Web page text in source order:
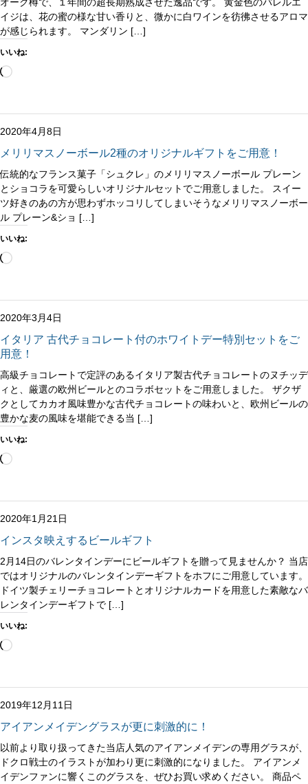
イジは、花の蜜の様な甘い香りと、微かに白ワインを彷彿させるアロマ
が感じられます。 マンダリン […]
いいね:
読
み
中…
2020年4月8日
メリリマスノーボール2種のオリジナルギフトをご用意！
伝統的なフランス菓子「シュクレ」のメリリマスノーボール プレーン
とショコラを可愛らしいオリジナルセットでご用意しました。 スイー
ツ好きのあの方が思わずホッコリしてしまいそうなメリリマスノーボー
ル プレーン&ショ […]
いいね:
読
み
中…
2020年3月4日
イタリア 古代チョコレート付のホワイトデー特別セットをご
用意！
高級チョコレートで定評のあるイタリア製古代チョコレートのヌチッデ
ィと、厳選の欧州ビールとのコラボセットをご用意しました。 ザクザ
クとしてカカオ風味豊かな古代チョコレートの味わいと、欧州ビールの
豊かな麦の風味を堪能できる当 […]
いいね:
読
み
中…
2020年1月21日
インスタ映えするビールギフト
2月14日のバレンタインデーにビールギフトを贈って見ませんか？ 当店
ではオリジナルのバレンタインデーギフトをホフにご用意しています。
ドイツ製チェリーチョコレートとオリジナルカードを用意した素敵なバ
レンタインデーギフトで […]
いいね:
読
み
中…
2019年12月11日
アイアンメイデングラスが更に刺激的に！
以前より取り扱ってきた当店人気のアイアンメイデンの専用グラスが、
ドクロ戦士のイラストが加わり更に刺激的になりました。 アイアンメ
イデンファンに響くこのグラスを、ぜひお買い求めください。 商品ペ